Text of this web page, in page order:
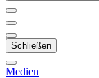
Schließen
Medien